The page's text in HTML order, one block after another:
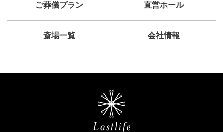
ご葬儀プラン 直営ホール
斎場一覧 会社情報